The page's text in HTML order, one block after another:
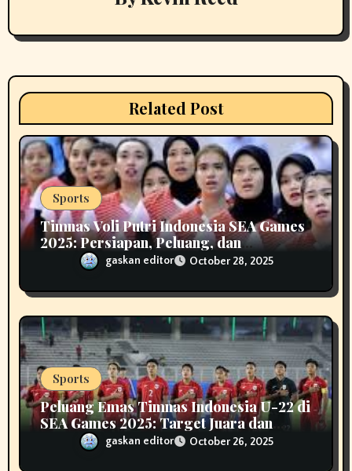
a
t
o
n
Related Post
Sports
Timnas Voli Putri Indonesia SEA Games
2025: Persiapan, Peluang, dan
Tantangan Menuju Emas
gaskan editor October 28, 2025
Sports
Peluang Emas Timnas Indonesia U-22 di
SEA Games 2025: Target Juara dan
Tantangan Besar
gaskan editor October 26, 2025